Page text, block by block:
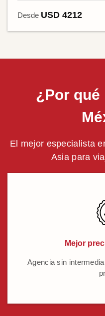
Desde USD 4212
¿Por qué
El mejor especialista
Asia para
Mejor
Agencia sin